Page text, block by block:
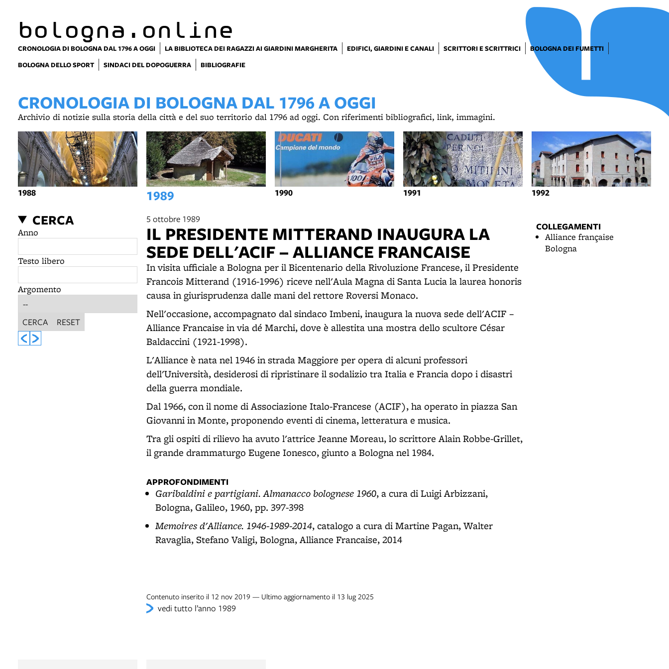
bologna.online
CRONOLOGIA DI BOLOGNA DAL 1796 A OGGI LA BIBLIOTECA DEI RAGAZZI AI GIARDINI MARGHERITA EDIFICI, GIARDINI E CANALI SCRITTORI E SCRITTRICI
BOLOGNA DEI FUMETTI
BOLOGNA DELLO SPORT
SINDACI DEL DOPOGUERRA BIBLIOGRAFIE
CRONOLOGIA DI BOLOGNA DAL 1796 A OGGI
Archivio di notizie sulla storia della città e del suo territorio dal 1796 ad oggi. Con riferimenti bibliografici, link, immagini.
1988 1989 1990 1991 1992
CERCA
Anno
Testo libero
Argomento
CERCA RESET
5 ottobre 1989
IL PRESIDENTE MITTERAND INAUGURA LA
SEDE DELL'ACIF – ALLIANCE FRANCAISE
In visita ufficiale a Bologna per il Bicentenario della Rivoluzione Francese, il Presidente
Francois Mitterand (1916-1996) riceve nell'Aula Magna di Santa Lucia la laurea honoris
causa in giurisprudenza dalle mani del rettore Roversi Monaco.
Nell'occasione, accompagnato dal sindaco Imbeni, inaugura la nuova sede dell'ACIF –
Alliance Francaise in via dé Marchi, dove è allestita una mostra dello scultore César
Baldaccini (1921-1998).
L'Alliance è nata nel 1946 in strada Maggiore per opera di alcuni professori
dell'Università, desiderosi di ripristinare il sodalizio tra Italia e Francia dopo i disastri
della guerra mondiale.
Dal 1966, con il nome di Associazione Italo-Francese (ACIF), ha operato in piazza San
Giovanni in Monte, proponendo eventi di cinema, letteratura e musica.
Tra gli ospiti di rilievo ha avuto l'attrice Jeanne Moreau, lo scrittore Alain Robbe-Grillet,
il grande drammaturgo Eugene Ionesco, giunto a Bologna nel 1984.
APPROFONDIMENTI
Garibaldini e partigiani. Almanacco bolognese 1960, a cura di Luigi Arbizzani,
Bologna, Galileo, 1960, pp. 397-398
Memoires d'Alliance. 1946-1989-2014, catalogo a cura di Martine Pagan, Walter
Ravaglia, Stefano Valigi, Bologna, Alliance Francaise, 2014
Contenuto inserito il 12 nov 2019 — Ultimo aggiornamento il 13 lug 2025
vedi tutto l’anno 1989
COLLEGAMENTI
Alliance française
Bologna